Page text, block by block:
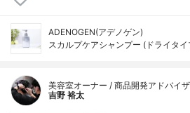
ADENOGEN(アデノゲン)
スカルプケアシャンプー (ドライタイ
美容室オーナー / 商品開発アドバイ
吉野 裕太